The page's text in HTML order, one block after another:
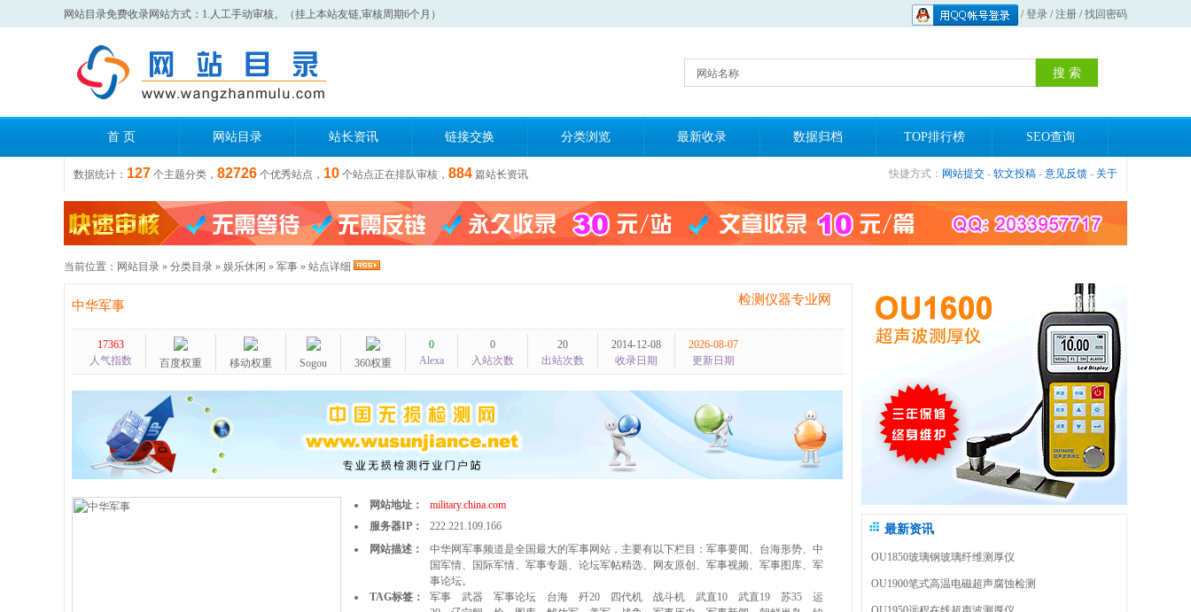
网站目录免费收录网站方式：1.人工手动审核。（挂上本站友链,审核周期6个月） /登录 /注册 /找回密码
网站名称
首 页 网站目录 站长资讯 链接交换 分类浏览 最新收录 数据归档 TOP排行榜 SEO查询
数据统计： 127 个主题分类， 82726 个优秀站点， 10 个站点正在排队审核， 884 篇站长资讯 快捷方式： 网站提交 - 软文投稿 - 意见反馈 - 关于
当前位置： 网站目录 » 分类目录 » 娱乐休闲 » 军事 » 站点详细
检测仪器专业网
中华军事
17363
人气指数
百度权重 移动权重 Sogou 360权重
0
Alexa
0
入站次数
20
出站次数
2014-12-08
收录日期
2026-08-07
更新日期
网站地址：
military.china.com
服务器IP：
222.221.109.166
网站描述：
中华网军事频道是全国最大的军事网站，主要有以下栏目：军事要闻、台海形势、中
国军情、国际军情、军事专题、论坛军帖精选、网友原创、军事视频、军事图库、军
事论坛。
TAG标签：
军事 武器 军事论坛 台海 歼20 四代机 战斗机 武直10 武直19 苏35
运
最新资讯
OU1850玻璃钢玻璃纤维测厚仪
OU1900笔式高温电磁超声腐蚀检测